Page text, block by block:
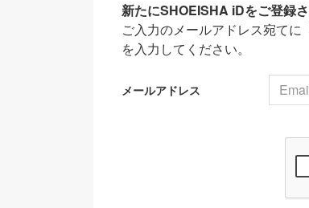
新たにSHOEISHA iDをご登録
ご入力のメールアドレス宛て
を入力してください。
メールアドレス